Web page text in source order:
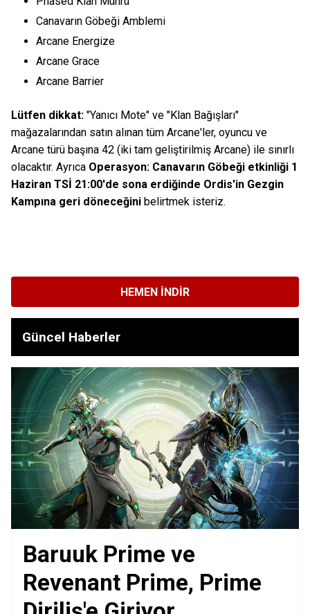
Canavarın Göbeği Amblemi
Arcane Energize
Arcane Grace
Arcane Barrier
Lütfen dikkat: "Yanıcı Mote" ve "Klan Bağışları"
mağazalarından satın alınan tüm Arcane'ler, oyuncu ve
Arcane türü başına 42 (iki tam geliştirilmiş Arcane) ile sınırlı
olacaktır. Ayrıca Operasyon: Canavarın Göbeği etkinliği 1
Haziran TSİ 21:00'de sona erdiğinde Ordis'in Gezgin
Kampına geri döneceğini belirtmek isteriz.
HEMEN İNDIR
Güncel Haberler
Baruuk Prime ve
Revenant Prime, Prime